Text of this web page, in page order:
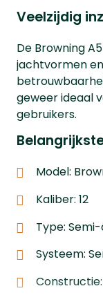
Veelzijdig
De Browning
jachtvormen
geweer ideaal
gebruikers.
Model:
Kaliber: 12
Type:
Systeem: